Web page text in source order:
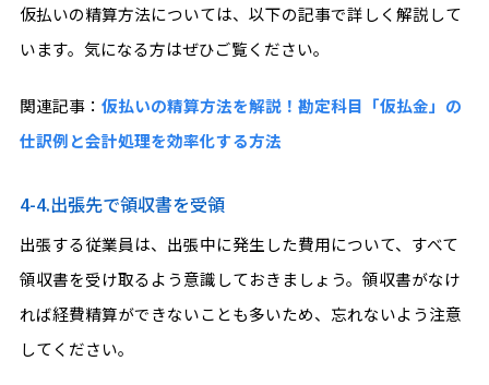
仮払いの精算方法については、以下の記事で詳しく解説して
います。気になる方はぜひご覧ください。
関連記事： 仮払いの精算方法を解説！勘定科目「仮払金」の
仕訳例と会計処理を効率化する方法
4-4.出張先で領収書を受領
出張する従業員は、出張中に発生した費用について、すべて
領収書を受け取るよう意識しておきましょう。領収書がなけ
れば経費精算ができないことも多いため、忘れないよう注意
してください。